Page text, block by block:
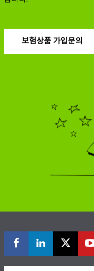
보험상품 가입문의